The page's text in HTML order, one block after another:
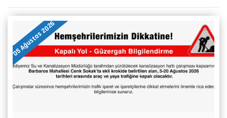
05 Ağustos 2026